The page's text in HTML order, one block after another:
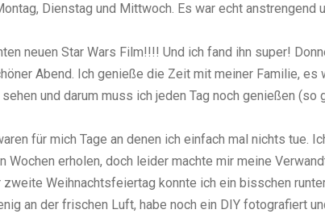
Dienstag und Mittwoch. Es war echt anstrengend
neuen Star Wars Film!!!! Und ich fand ihn super!
Abend. Ich genieße die Zeit mit meiner Familie, es
und darum muss ich jeden Tag noch genießen (so
für mich Tage an denen ich einfach mal nichts tue.
Wochen erholen, doch leider machte mir meine
zweite Weihnachtsfeiertag konnte ich ein bisschen
an der frischen Luft, habe noch ein DIY fotografiert